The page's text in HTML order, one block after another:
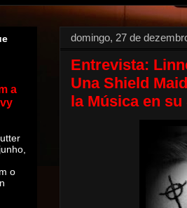
domingo, 27 de
Entrevista:
Una Shield
la Música en su
a
o